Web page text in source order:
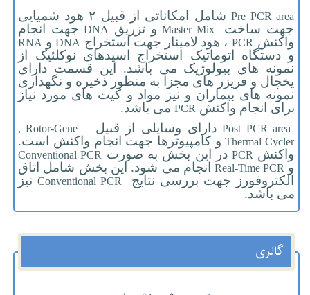
Pre PCR area
شامل امکاناتی از قبیل ۲ هود شمیایی
جهت ساخت
Master Mixو تزریق DNAجهت انجام
واکنش PCR ، هود لامینار جهت استخراج DNAو RNA
و دستگاه اتوماتیک استخراج اسیدهای نوکلئیک از
نمونه های بیولوژیک می باشد. این قسمت دارای
یخچال و فریزر های مجزا به منظور ذخیره و نگهداری
نمونه های بیماران و نیز مواد و کیت های مورد نیاز
برای انجام واکنش PCR می باشد.
Post PCR areaدارای وسایلی از قبیل
, Rotor-Gene
Thermal Cyclerو کامپیوترها جهت انجام واکنش است.
واکنش PCRدر این بخش به صورت Conventional PCR
و Real-Time PCRانجام می شود. این بخش شامل اتاق
الکتروفورز جهت بررسی نتایج
Conventional PCRنیز
می باشد.
گالری